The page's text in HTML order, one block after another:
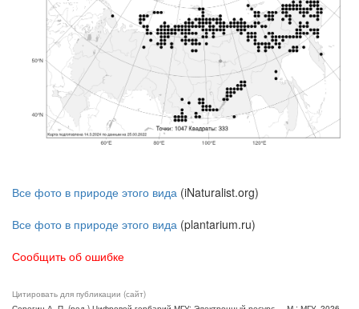
Все фото в природе этого вида (iNaturalist.org)
Все фото в природе этого вида (plantarium.ru)
Сообщить об ошибке
Цитировать для публикации (сайт)